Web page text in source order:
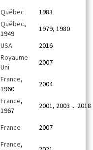
Québec
1983
Québec,
1949
1979, 1980
USA
2016
Royaume-
Uni
2007
France,
1960
2004
France,
1967
2001, 2003 ... 2018
France 2007
France,